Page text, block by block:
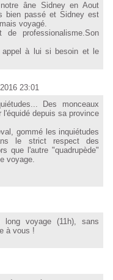
âne Sidney en Aout
bien passé et Sidney est
voyagé.
professionalisme.Son
appel à lui si besoin et le
23:01
Des monceaux
depuis sa province
gommé les inquiétudes
le strict respect des
que l'autre "quadrupède"
voyage.
voyage (11h), sans
à vous !